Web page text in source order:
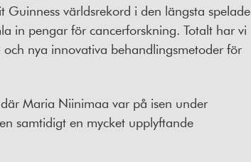
världsrekord i den längsta spelade
in pengar för cancerforskning. Totalt har vi
nya innovativa behandlingsmetoder för
Maria Niinimaa var på isen under
samtidigt en mycket upplyftande